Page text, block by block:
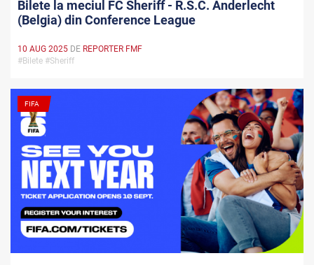
Bilete la meciul FC Sheriff - R.S.C. Anderlecht
(Belgia) din Conference League
10 AUG 2025 DE REPORTER FMF
#Bilete #Sheriff
FIFA